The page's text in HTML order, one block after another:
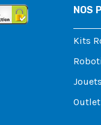
NOS
Kits
Outlet